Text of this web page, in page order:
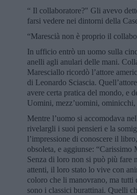
“ Il collaboratore?" Gli avevo
farsi vedere nei dintorni della
“Marescià non è proprio il
In ufficio entrò un uomo sulla
anelli agli anulari delle mani.
Maresciallo ricordò l’attore
di Leonardo Sciascia.
avere certa pratica del mondo, e
Uomini, mezz’uomini,
Mentre l’uomo si accomodava
rivelargli i suoi pensieri e la
l’impressione di conoscere il
obsoleta, e aggiunse:
Senza di loro non si può più fare
attenti, il loro stato lo vive con
coloro che li manovrano, ma
sono i classici burattinai. Quelli